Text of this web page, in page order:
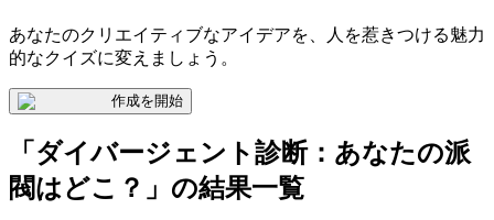
あなたのクリエイティブなアイデアを、人を惹きつける魅力
的なクイズに変えましょう。
作成を開始
「ダイバージェント診断：あなたの派
閥はどこ？」の結果一覧